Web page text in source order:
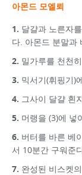
아몬드 모엘뢰
달걀과 노른자
다. 아몬드 분말과
밀가루를 천천
믹서기(휘핑기)
그사이 달걀 흰
머랭을 (3)에 넣
버터를 바른 베
서 10분간 구워준
완성된 비스켓